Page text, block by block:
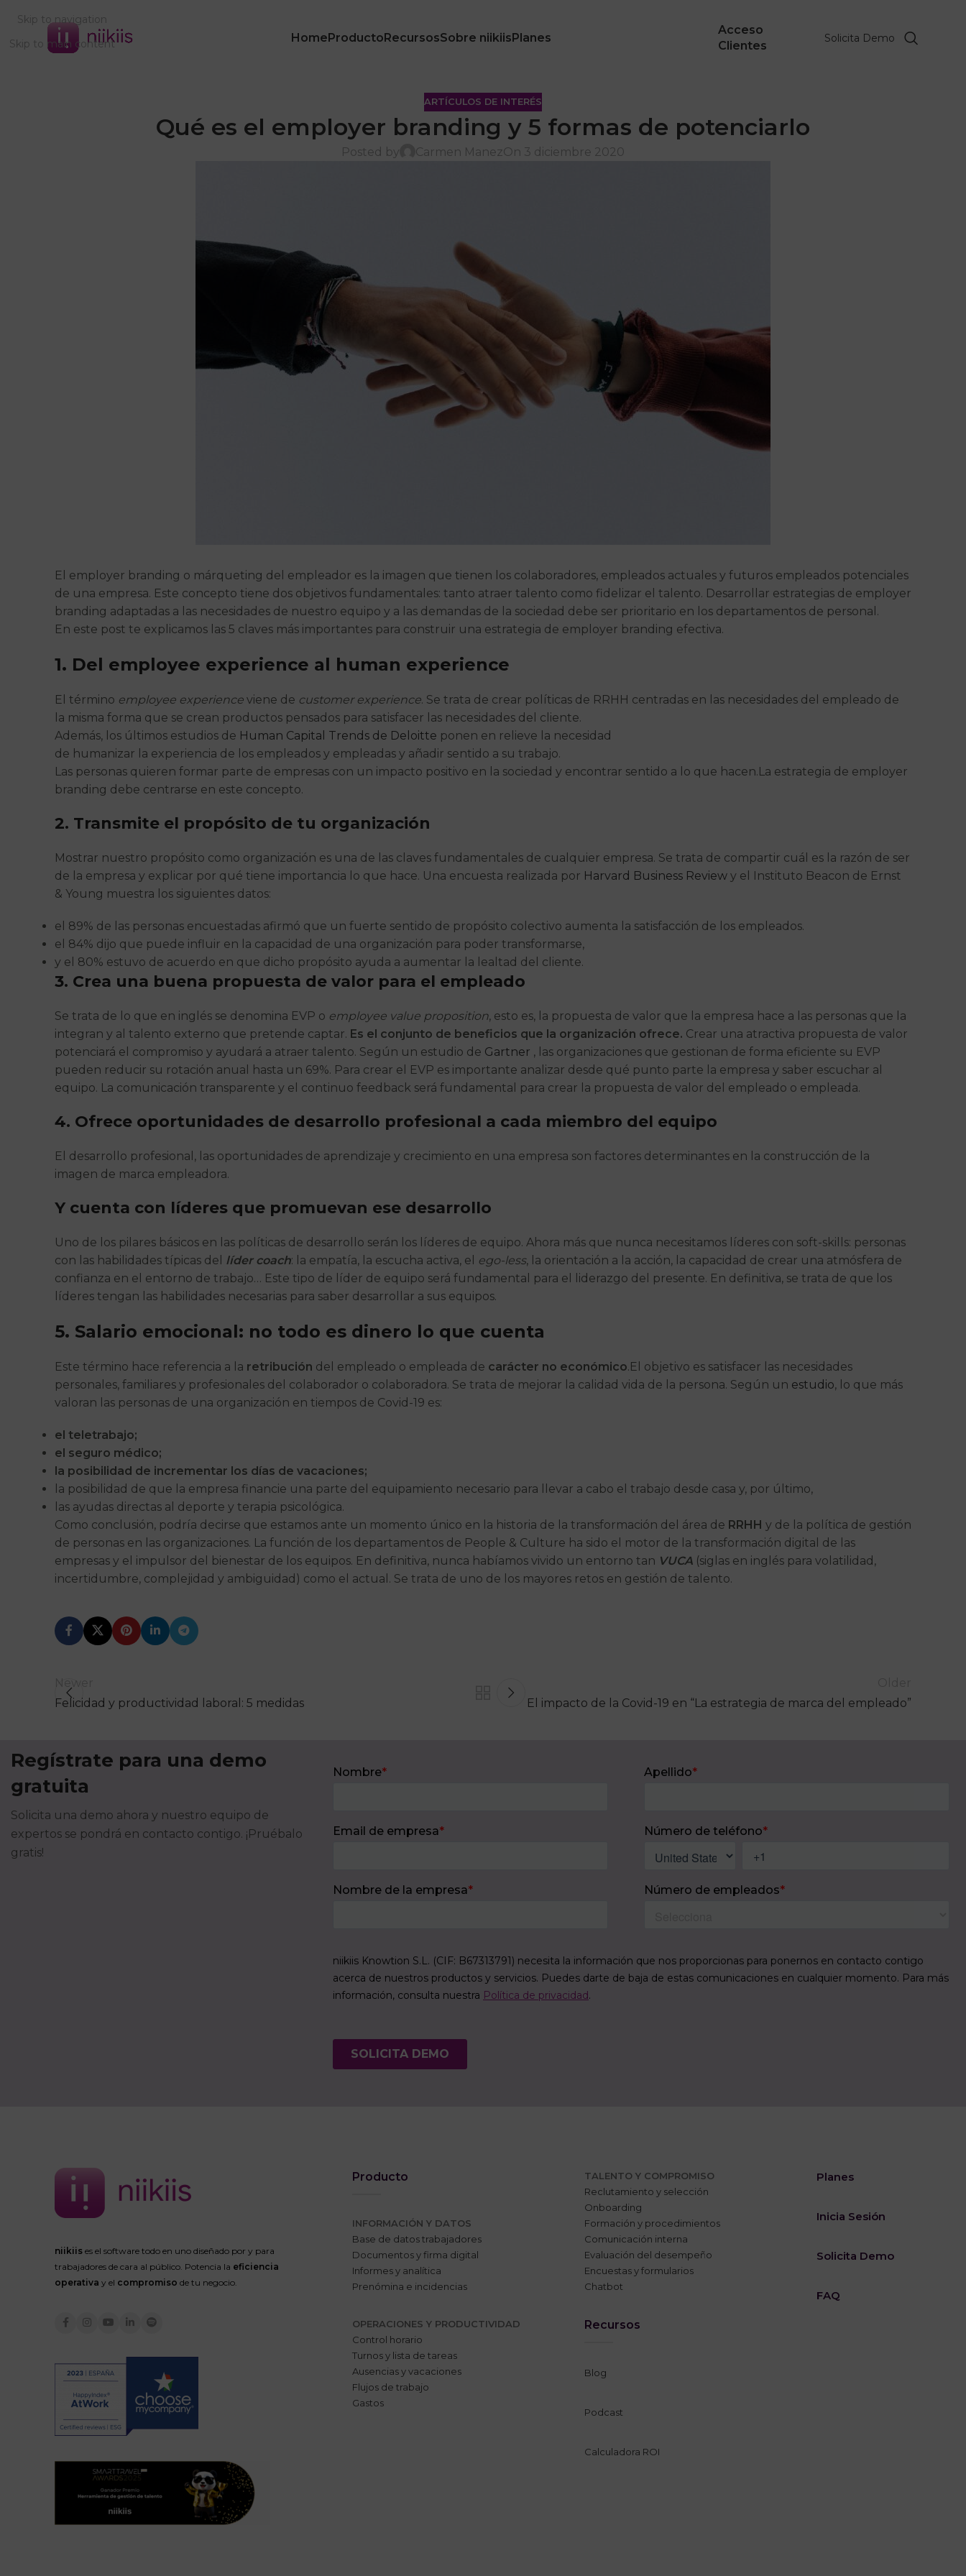
Skip to navigation
Skip to main content
HomeProductoRecursosSobre niikiisPlanes
Acceso
Clientes
Solicita Demo
ARTÍCULOS DE INTERÉS
Qué es el employer branding y 5 formas de potenciarlo
Posted by Carmen ManezOn 3 diciembre 2020
El employer branding o márqueting del empleador es la imagen que tienen los colaboradores, empleados actuales y futuros empleados potenciales
de una empresa. Este concepto tiene dos objetivos fundamentales: tanto atraer talento como fidelizar el talento. Desarrollar estrategias de employer
branding adaptadas a las necesidades de nuestro equipo y a las demandas de la sociedad debe ser prioritario en los departamentos de personal.
En este post te explicamos las 5 claves más importantes para construir una estrategia de employer branding efectiva.
1. Del employee experience al human experience
El término employee experience viene de customer experience. Se trata de crear políticas de RRHH centradas en las necesidades del empleado de
la misma forma que se crean productos pensados para satisfacer las necesidades del cliente.
Además, los últimos estudios de Human Capital Trends de Deloitte ponen en relieve la necesidad
de humanizar la experiencia de los empleados y empleadas y añadir sentido a su trabajo.
Las personas quieren formar parte de empresas con un impacto positivo en la sociedad y encontrar sentido a lo que hacen.La estrategia de employer
branding debe centrarse en este concepto.
2. Transmite el propósito de tu organización
Mostrar nuestro propósito como organización es una de las claves fundamentales de cualquier empresa. Se trata de compartir cuál es la razón de ser
de la empresa y explicar por qué tiene importancia lo que hace. Una encuesta realizada por Harvard Business Review y el Instituto Beacon de Ernst
& Young muestra los siguientes datos:
el 89% de las personas encuestadas afirmó que un fuerte sentido de propósito colectivo aumenta la satisfacción de los empleados.
el 84% dijo que puede influir en la capacidad de una organización para poder transformarse,
y el 80% estuvo de acuerdo en que dicho propósito ayuda a aumentar la lealtad del cliente.
3. Crea una buena propuesta de valor para el empleado
Se trata de lo que en inglés se denomina EVP o employee value proposition, esto es, la propuesta de valor que la empresa hace a las personas que la
integran y al talento externo que pretende captar. Es el conjunto de beneficios que la organización ofrece. Crear una atractiva propuesta de valor
potenciará el compromiso y ayudará a atraer talento. Según un estudio de Gartner , las organizaciones que gestionan de forma eficiente su EVP
pueden reducir su rotación anual hasta un 69%. Para crear el EVP es importante analizar desde qué punto parte la empresa y saber escuchar al
equipo. La comunicación transparente y el continuo feedback será fundamental para crear la propuesta de valor del empleado o empleada.
4. Ofrece oportunidades de desarrollo profesional a cada miembro del equipo
El desarrollo profesional, las oportunidades de aprendizaje y crecimiento en una empresa son factores determinantes en la construcción de la
imagen de marca empleadora.
Y cuenta con líderes que promuevan ese desarrollo
Uno de los pilares básicos en las políticas de desarrollo serán los líderes de equipo. Ahora más que nunca necesitamos líderes con soft-skills: personas
con las habilidades típicas del
líder coach: la empatía, la escucha activa, el ego-less, la orientación a la acción, la capacidad de crear una atmósfera de
confianza en el entorno de trabajo… Este tipo de líder de equipo será fundamental para el liderazgo del presente. En definitiva, se trata de que los
líderes tengan las habilidades necesarias para saber desarrollar a sus equipos.
5. Salario emocional: no todo es dinero lo que cuenta
Este término hace referencia a la retribución del empleado o empleada de carácter no económico.El objetivo es satisfacer las necesidades
personales, familiares y profesionales del colaborador o colaboradora. Se trata de mejorar la calidad vida de la persona. Según un estudio, lo que más
valoran las personas de una organización en tiempos de Covid-19 es:
el teletrabajo;
el seguro médico;
la posibilidad de incrementar los días de vacaciones;
la posibilidad de que la empresa financie una parte del equipamiento necesario para llevar a cabo el trabajo desde casa y, por último,
las ayudas directas al deporte y terapia psicológica.
Como conclusión, podría decirse que estamos ante un momento único en la historia de la transformación del área de RRHH y de la política de gestión
de personas en las organizaciones. La función de los departamentos de People & Culture ha sido el motor de la transformación digital de las
empresas y el impulsor del bienestar de los equipos. En definitiva, nunca habíamos vivido un entorno tan VUCA (siglas en inglés para volatilidad,
incertidumbre, complejidad y ambiguidad) como el actual. Se trata de uno de los mayores retos en gestión de talento.
Newer
Felicidad y productividad laboral: 5 medidas
El impacto de la Covid-19 en “La estrategia de marca del empleado”
Regístrate para una demo
gratuita
Solicita una demo ahora y nuestro equipo de
expertos se pondrá en contacto contigo. ¡Pruébalo
gratis!
niikiis es el software todo en uno diseñado por y para
trabajadores de cara al público. Potencia la eficiencia
operativa y el compromiso de tu negocio.
Producto
INFORMACIÓN Y DATOS
Base de datos trabajadores
Documentos y firma digital
Informes y analítica
Prenómina e incidencias
OPERACIONES Y PRODUCTIVIDAD
Control horario
Turnos y lista de tareas
Ausencias y vacaciones
Flujos de trabajo
Gastos
TALENTO Y COMPROMISO
Reclutamiento y selección
Onboarding
Formación y procedimientos
Comunicación interna
Evaluación del desempeño
Encuestas y formularios
Chatbot
Recursos
Blog
Podcast
Calculadora ROI
Planes
Inicia Sesión
Solicita Demo
FAQ